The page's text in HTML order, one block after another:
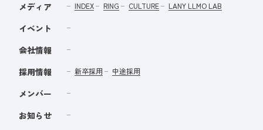
メディア
INDEX RING CULTURE LANY LLMO LAB
イベント
会社情報
採用情報
新卒採用 中途採用
メンバー
お知らせ